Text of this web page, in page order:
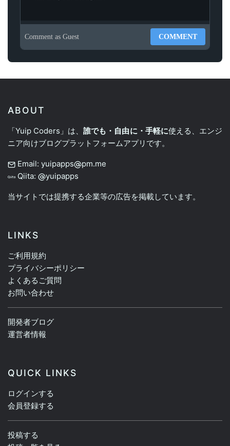
Comment as Guest COMMENT
ABOUT
「Yuip Coders」は、誰でも・自由に・手軽に使える、エンジ
ニア向けブログプラットフォームアプリです。
Email: yuipapps
pm.me
Qiita:
yuipapps
当サイトでは提携する企業等の広告を掲載しています。
LINKS
ご利用規約
プライバシーポリシー
よくあるご質問
お問い合わせ
開発者ブログ
運営者情報
QUICK LINKS
ログインする
会員登録する
投稿する